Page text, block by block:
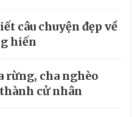
câu chuyện đẹp về
hiến
rừng, cha nghèo
cử nhân